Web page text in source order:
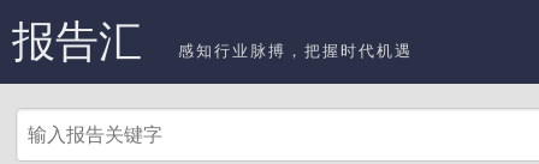
报告汇 感知行业脉搏，把握时代机遇